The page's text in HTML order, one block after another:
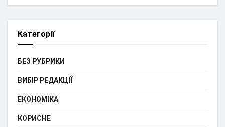
Категорії
БЕЗ РУБРИКИ
ВИБІР РЕДАКЦІЇ
ЕКОНОМІКА
КОРИСНЕ